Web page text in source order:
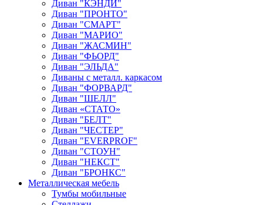
Диван "КЭНДИ"
Диван "ПРОНТО"
Диван "СМАРТ"
Диван "МАРИО"
Диван "ЖАСМИН"
Диван "ФЬОРД"
Диван "ЭЛЬДА"
Диваны с металл. каркасом
Диван "ФОРВАРД"
Диван "ШЕЛЛ"
Диван «СТАТО»
Диван "БЕЛТ"
Диван "ЧЕСТЕР"
Диван "EVERPROF"
Диван "СТОУН"
Диван "НЕКСТ"
Диван "БРОНКС"
Металлическая мебель
Тумбы мобильные